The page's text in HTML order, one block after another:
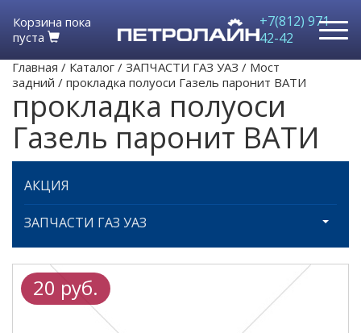
Корзина пока
пуста
+7(812) 971-
42-42
Главная / Каталог / ЗАПЧАСТИ ГАЗ УАЗ / Мост
задний / прокладка полуоси Газель паронит ВАТИ
прокладка полуоси
Газель паронит ВАТИ
АКЦИЯ
ЗАПЧАСТИ ГАЗ УАЗ
20 руб.